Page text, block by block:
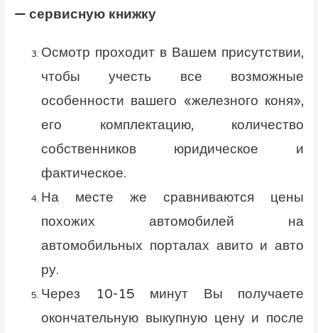
— сервисную книжку
Осмотр проходит в Вашем присутствии,
чтобы учесть все возможные
особенности вашего «железного коня»,
его комплектацию, количество
собственников юридическое и
фактическое.
На месте же сравниваются цены
похожих автомобилей на
автомобильных порталах авито и авто
ру.
Через 10-15 минут Вы получаете
окончательную выкупную цену и после